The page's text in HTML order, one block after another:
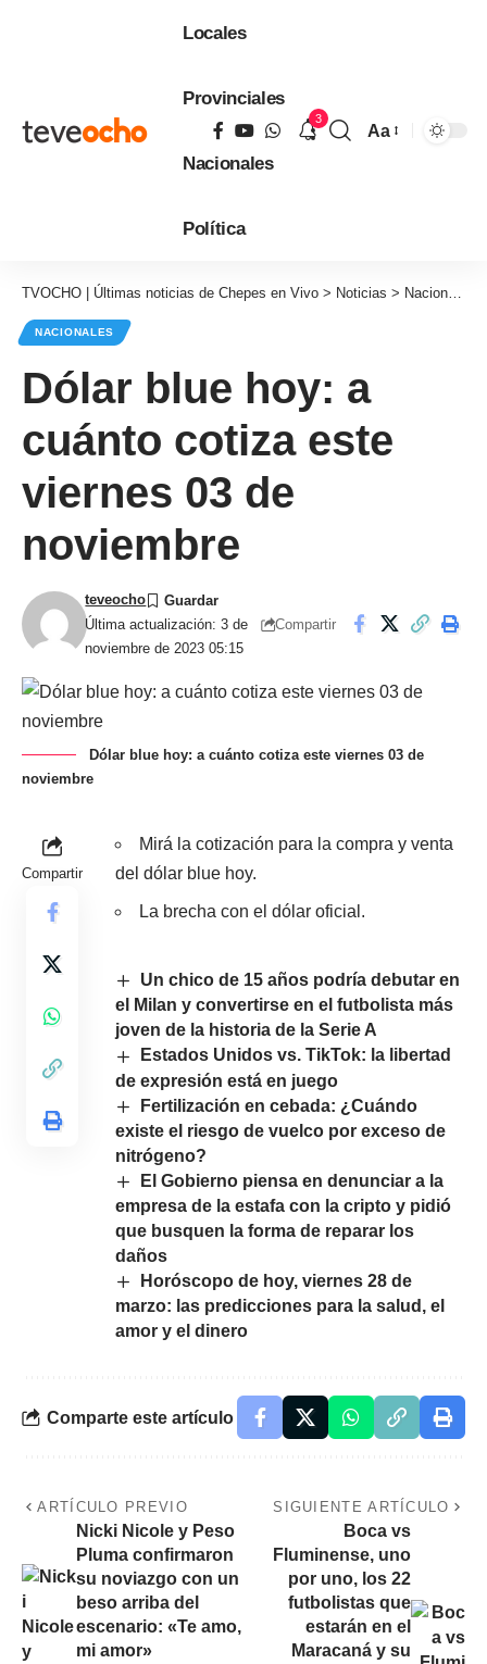
Locales
Provinciales
Nacionales
Política
3
Aa
TVOCHO | Últimas noticias de Chepes en Vivo > Noticias > Nacionales
NACIONALES
Dólar blue hoy: a
cuánto cotiza este
viernes 03 de
noviembre
Última actualización: 3 de
noviembre de 2023 05:15
teveocho
Compartir
Dólar blue hoy: a cuánto cotiza este viernes 03 de
noviembre
Compartir
Mirá la cotización para la compra y venta
del dólar blue hoy.
La brecha con el dólar oficial.
Un chico de 15 años podría debutar en
el Milan y convertirse en el futbolista más
joven de la historia de la Serie A
Estados Unidos vs. TikTok: la libertad
de expresión está en juego
Fertilización en cebada: ¿Cuándo
existe el riesgo de vuelco por exceso de
nitrógeno?
El Gobierno piensa en denunciar a la
empresa de la estafa con la cripto y pidió
que busquen la forma de reparar los
daños
Horóscopo de hoy, viernes 28 de
marzo: las predicciones para la salud, el
amor y el dinero
Comparte este artículo
ARTÍCULO PREVIO
Nicki Nicole y Peso
Pluma confirmaron
su noviazgo con un
beso arriba del
escenario: «Te amo,
mi amor»
SIGUIENTE ARTÍCULO
Boca vs
Fluminense, uno
por uno, los 22
futbolistas que
estarán en el
Maracaná y su